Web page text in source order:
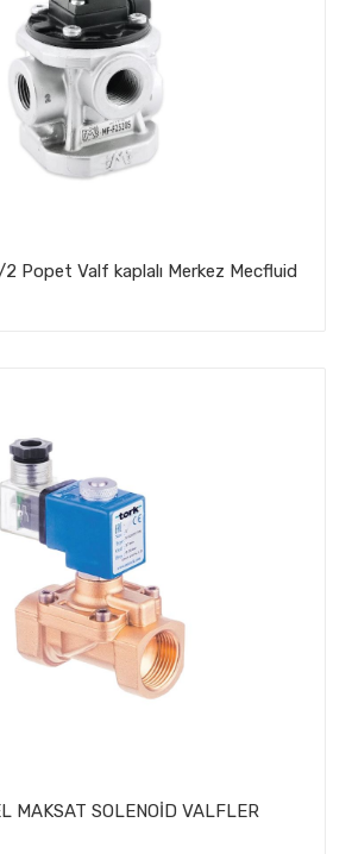
Popet Valf kaplalı Merkez Mecfluid
GENEL MAKSAT SOLENOİD VALFLER